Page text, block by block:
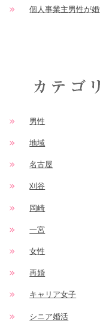
個人事業主男性が
男性
地域
名古屋
刈谷
岡崎
一宮
女性
再婚
キャリア女子
シニア婚活